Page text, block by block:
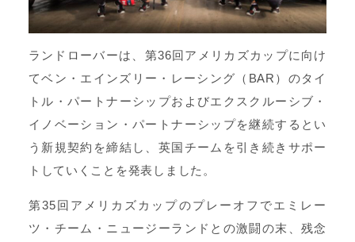
ランドローバーは、第36回アメリカズカップに向け
てベン・エインズリー・レーシング（BAR）のタイ
トル・パートナーシップおよびエクスクルーシブ・
イノベーション・パートナーシップを継続するとい
う新規契約を締結し、英国チームを引き続きサポー
トしていくことを発表しました。
第35回アメリカズカップのプレーオフでエミレー
ツ・チーム・ニュージーランドとの激闘の末、残念